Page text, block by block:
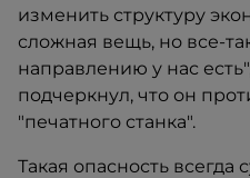
изменить структуру
сложная вещь, но все-
направлению у нас
подчеркнул, что он
"печатного станка".
Такая опасность всегда